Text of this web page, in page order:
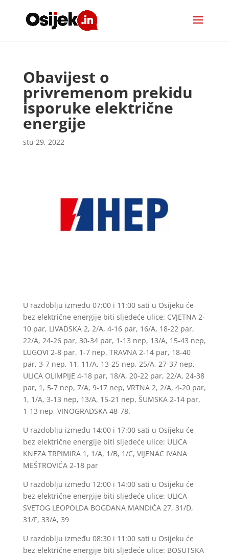
Obavijest o
privremenom prekidu
isporuke električne
energije
stu 29, 2022
U razdoblju između 07:00 i 11:00 sati u Osijeku će
bez električne energije biti sljedeće ulice: CVJETNA 2-
10 par, LIVADSKA 2, 2/A, 4-16 par, 16/A, 18-22 par,
22/A, 24-26 par, 30-34 par, 1-13 nep, 13/A, 15-43 nep,
LUGOVI 2-8 par, 1-7 nep, TRAVNA 2-14 par, 18-40
par, 3-7 nep, 11, 11/A, 13-25 nep, 25/A, 27-37 nep,
ULICA OLIMPIJE 4-18 par, 18/A, 20-22 par, 22/A, 24-38
par, 1, 5-7 nep, 7/A, 9-17 nep, VRTNA 2, 2/A, 4-20 par,
1, 1/A, 3-13 nep, 13/A, 15-21 nep, ŠUMSKA 2-14 par,
1-13 nep, VINOGRADSKA 48-78.
U razdoblju između 14:00 i 17:00 sati u Osijeku će
bez električne energije biti sljedeće ulice: ULICA
KNEZA TRPIMIRA 1, 1/A, 1/B, 1/C, VIJENAC IVANA
MEŠTROVIĆA 2-18 par
U razdoblju između 12:00 i 14:00 sati u Osijeku će
bez električne energije biti sljedeće ulice: ULICA
SVETOG LEOPOLDA BOGDANA MANDIĆA 27, 31/D,
31/F, 33/A, 39
U razdoblju između 08:30 i 11:00 sati u Osijeku će
bez električne energije biti sljedeće ulice: BOSUTSKA